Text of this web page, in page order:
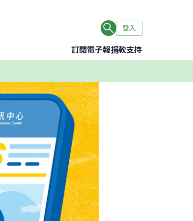
登入
訂閱電子報捐款支持